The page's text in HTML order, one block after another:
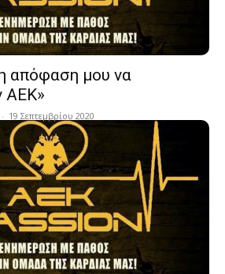
απόφαση μου να
ΑΕΚ»
- 19 Σεπτεμβρίου 2020